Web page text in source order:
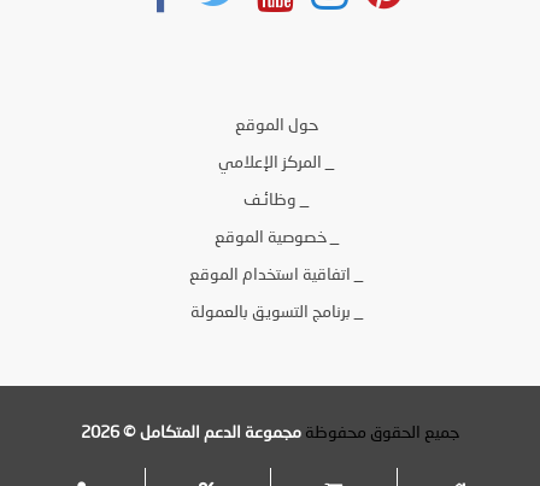
حول الموقع
_ خصوصية الموقع
جميع الحقوق محفوظة مجموعة الدعم المتكامل © 2026